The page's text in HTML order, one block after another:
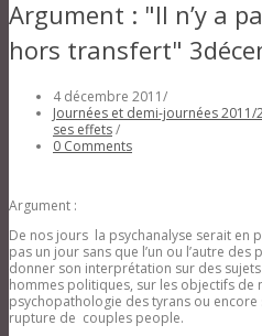
Argument : "Il n’y a
hors transfert"
4 décembre 2011/
Journées et demi-journées
ses effets/
0 Comments
Argument :
De nos jours la psychanalyse serait en
pas un jour sans que l’un ou l’autre
donner son interprétation sur des
hommes politiques, sur les objectifs de
psychopathologie des tyrans ou
rupture de couples people.